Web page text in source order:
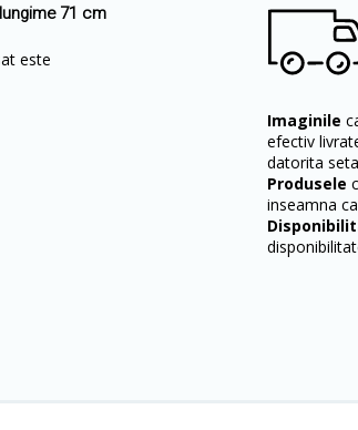
71 cm
este
Imaginile
efectiv
datorita
Produsele
inseamna